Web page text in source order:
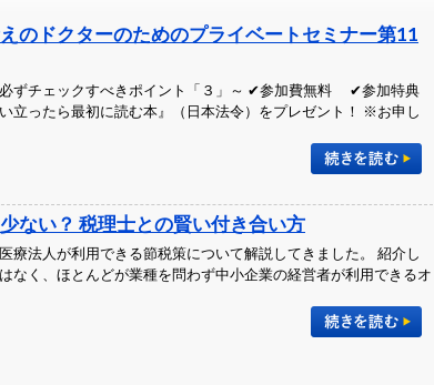
のドクターのためのプライベートセミナー第11
ずチェックすべきポイント「３」～ ✔参加費無料 ✔参加特典
立ったら最初に読む本』（日本法令）をプレゼント！ ※お申し
ない？ 税理士との賢い付き合い方
療法人が利用できる節税策について解説してきました。 紹介し
なく、ほとんどが業種を問わず中小企業の経営者が利用できるオ